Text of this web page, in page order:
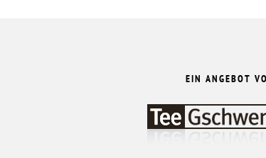
EIN ANGEBOT